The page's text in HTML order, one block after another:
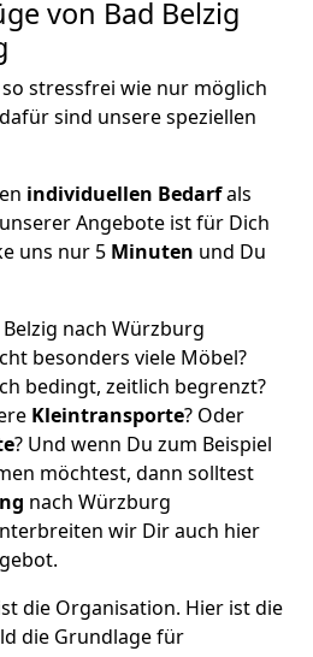
von Bad Belzig
stressfrei wie nur möglich
sind unsere speziellen
individuellen Bedarfals
Angebote ist für Dich
uns nur 5 Minuten und Du
nach Würzburg
besonders viele Möbel?
bedingt, zeitlich begrenzt?
Kleintransporte? Oder
? Und wenn Du zum Beispiel
möchtest, dann solltest
nach Würzburg
wir Dir auch hier
die Organisation. Hier ist die
die Grundlage für